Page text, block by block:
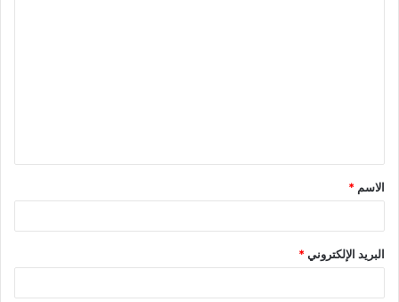
ق
*
الاسم *
البريد الإلكتروني*